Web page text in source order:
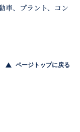
車、プラント、コン
ページトップに戻る